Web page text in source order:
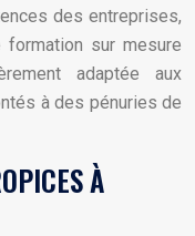
des entreprises,
sur mesure
adaptée aux
à des pénuries de
À